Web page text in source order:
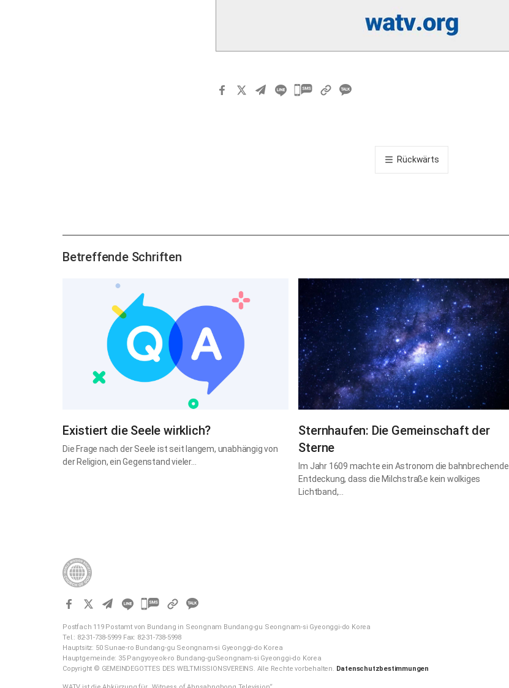
카
Rückwärts
Betreffende Schriften
Existiert die Seele wirklich?
Die Frage nach der Seele ist seit langem, unabhängig von
der Religion, ein Gegenstand vieler…
Sternhaufen: Die Gemeinschaft der
Sterne
Im Jahr 1609 machte ein Astronom die bahnbrechende
Entdeckung, dass die Milchstraße kein wolkiges
Lichtband,…
카
오
톡
공
Postfach 119 Postamt von Bundang in Seongnam Bundang-gu Seongnam-si Gyeonggi-do Korea
Tel.: 82-31-738-5999 Fax: 82-31-738-5998
Hauptsitz: 50 Sunae-ro Bundang-gu Seongnam-si Gyeonggi-do Korea
Hauptgemeinde: 35 Pangyoyeok-ro Bundang-guSeongnam-si Gyeonggi-do Korea
Copyright © GEMEINDEGOTTES DES WELTMISSIONSVEREINS. Alle Rechte vorbehalten. Datenschutzbestimmungen